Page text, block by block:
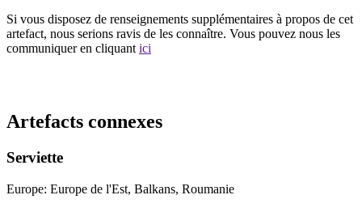
Si vous disposez de renseignements supplémentaires à propos de cet
artefact, nous serions ravis de les connaître. Vous pouvez nous les
communiquer en cliquant ici
Artefacts connexes
Serviette
Europe: Europe de l'Est, Balkans, Roumanie